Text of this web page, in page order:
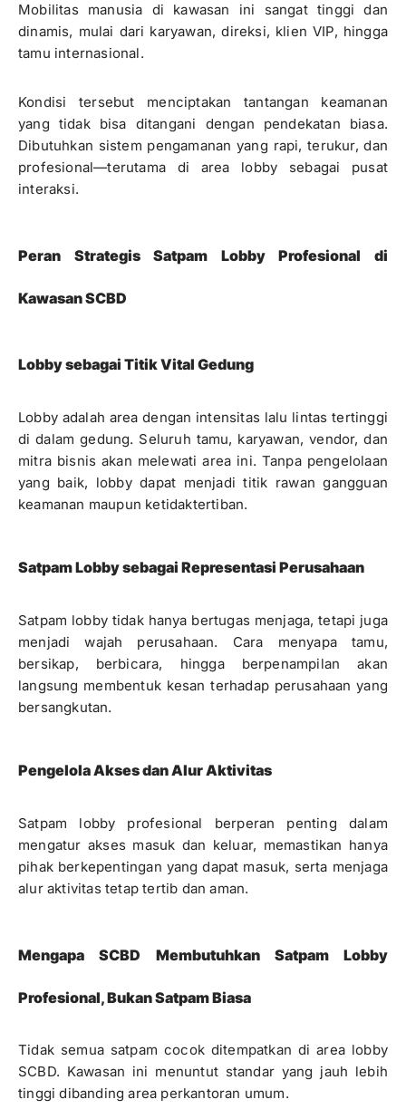
Mobilitas manusia di kawasan ini sangat tinggi dan
dinamis, mulai dari karyawan, direksi, klien VIP, hingga
tamu internasional.
Kondisi tersebut menciptakan tantangan keamanan
yang tidak bisa ditangani dengan pendekatan biasa.
Dibutuhkan sistem pengamanan yang rapi, terukur, dan
profesional—terutama di area lobby sebagai pusat
interaksi.
Peran Strategis Satpam Lobby Profesional di
Kawasan SCBD
Lobby sebagai Titik Vital Gedung
Lobby adalah area dengan intensitas lalu lintas tertinggi
di dalam gedung. Seluruh tamu, karyawan, vendor, dan
mitra bisnis akan melewati area ini. Tanpa pengelolaan
yang baik, lobby dapat menjadi titik rawan gangguan
keamanan maupun ketidaktertiban.
Satpam Lobby sebagai Representasi Perusahaan
Satpam lobby tidak hanya bertugas menjaga, tetapi juga
menjadi wajah perusahaan. Cara menyapa tamu,
bersikap, berbicara, hingga berpenampilan akan
langsung membentuk kesan terhadap perusahaan yang
bersangkutan.
Pengelola Akses dan Alur Aktivitas
Satpam lobby profesional berperan penting dalam
mengatur akses masuk dan keluar, memastikan hanya
pihak berkepentingan yang dapat masuk, serta menjaga
alur aktivitas tetap tertib dan aman.
Mengapa SCBD Membutuhkan Satpam Lobby
Profesional, Bukan Satpam Biasa
Tidak semua satpam cocok ditempatkan di area lobby
SCBD. Kawasan ini menuntut standar yang jauh lebih
tinggi dibanding area perkantoran umum.